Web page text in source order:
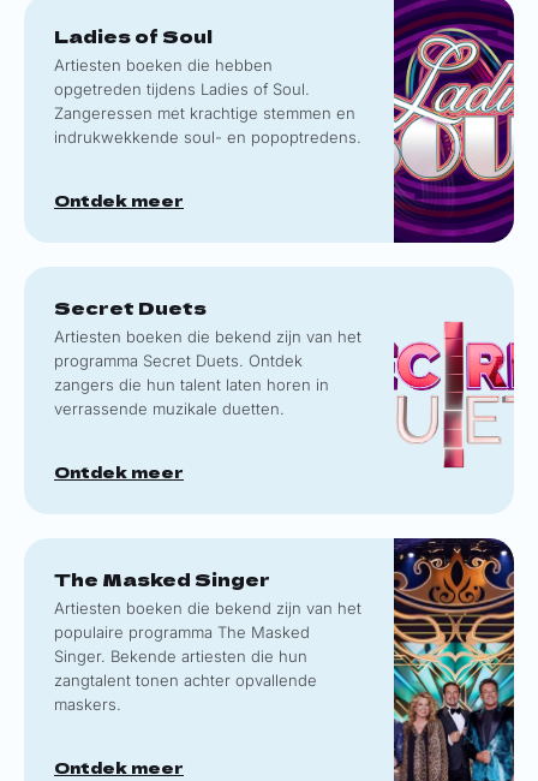
Ladies of Soul
Artiesten boeken die hebben
opgetreden tijdens Ladies of Soul.
Zangeressen met krachtige stemmen en
indrukwekkende soul- en popoptredens.
Ontdek meer
Secret Duets
Artiesten boeken die bekend zijn van het
programma Secret Duets. Ontdek
zangers die hun talent laten horen in
verrassende muzikale duetten.
Ontdek meer
The Masked Singer
Artiesten boeken die bekend zijn van het
populaire programma The Masked
Singer. Bekende artiesten die hun
zangtalent tonen achter opvallende
maskers.
Ontdek meer